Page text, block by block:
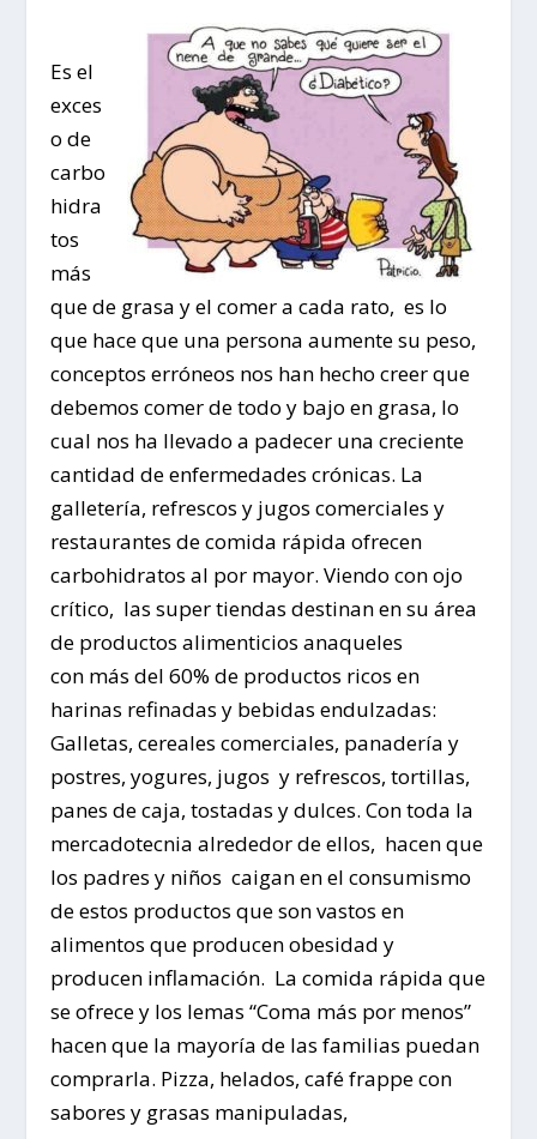
Es el
exces
o de
carbo
hidra
tos
más
que de grasa y el comer a cada rato, es lo
que hace que una persona aumente su peso,
conceptos erróneos nos han hecho creer que
debemos comer de todo y bajo en grasa, lo
cual nos ha llevado a padecer una creciente
cantidad de enfermedades crónicas. La
galletería, refrescos y jugos comerciales y
restaurantes de comida rápida ofrecen
carbohidratos al por mayor. Viendo con ojo
crítico, las super tiendas destinan en su área
de productos alimenticios anaqueles
con más del 60% de productos ricos en
harinas refinadas y bebidas endulzadas:
Galletas, cereales comerciales, panadería y
postres, yogures, jugos y refrescos, tortillas,
panes de caja, tostadas y dulces. Con toda la
mercadotecnia alrededor de ellos, hacen que
los padres y niños caigan en el consumismo
de estos productos que son vastos en
alimentos que producen obesidad y
producen inflamación. La comida rápida que
se ofrece y los lemas “Coma más por menos”
hacen que la mayoría de las familias puedan
comprarla. Pizza, helados, café frappe con
sabores y grasas manipuladas,